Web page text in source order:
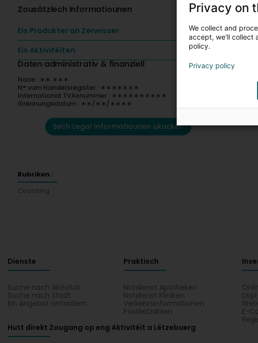
Zousätzlech Informatiounen
Eis Produkter an Zerwisser
Eis Aktivitéiten
Daten administrativ & finanziell
Nace : ∗∗.∗∗∗
N° vum Handelsregister : ∗∗∗∗∗∗∗
International TVAsnummer : ∗∗∗∗∗∗∗∗∗∗
Grënnungsdatum : ∗∗/∗∗/∗∗∗∗
Sech Legal Informatiounen ukucken
Rubriken :
Coaching
Dienste
Suche nach Aktivität
Suche nach Stadt
Ein Angebot anfordern
Praktisch
Notdienst Apotheken
Notdienst Kliniken
Verkehrsinformationen
Postleitzahlen
E-
Hutt direkt Zougang op eng Aktivitéit a Lëtzebuerg
Privacy on
We collect and
accept, we'll collect
policy.
Privacy policy